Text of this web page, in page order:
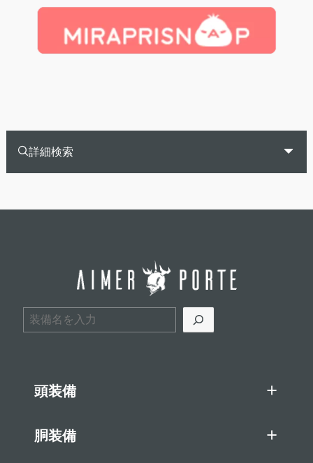
詳細検索
検索
頭装備
胴装備